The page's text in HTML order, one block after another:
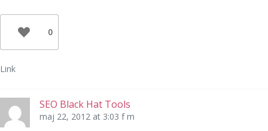
0
Link
SEO Black Hat Tools
maj 22, 2012 at 3:03 f m